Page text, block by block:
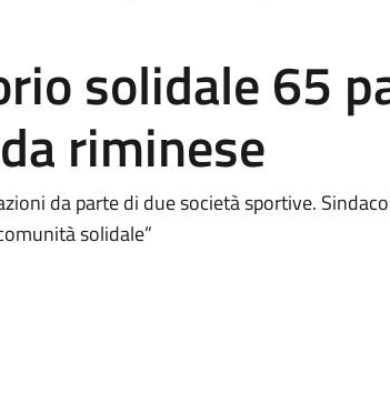
solidale 65
riminese
da parte di due società sportive.
solidale”